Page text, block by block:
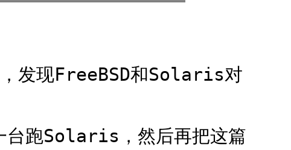
，发现FreeBSD和Solaris对
台跑Solaris，然后再把这篇